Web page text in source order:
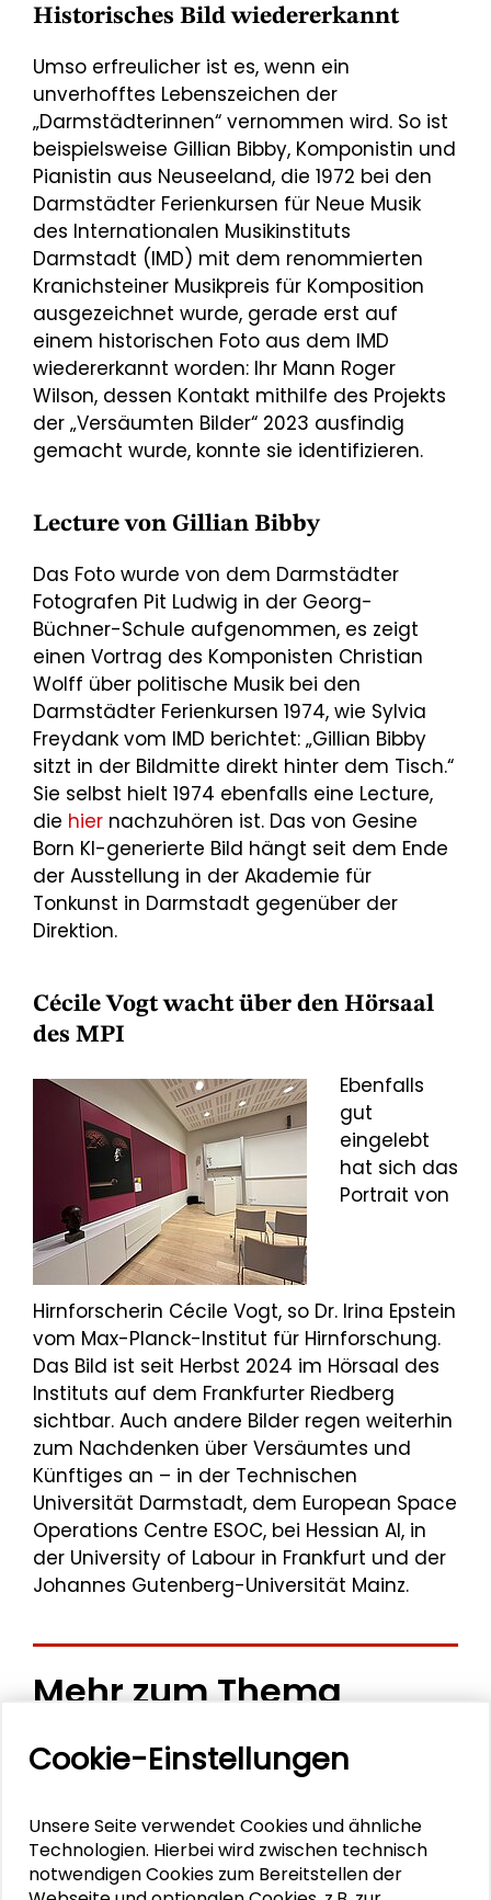
Historisches Bild wiedererkannt
Umso erfreulicher ist es, wenn ein
unverhofftes Lebenszeichen der
„Darmstädterinnen“ vernommen wird. So ist
beispielsweise Gillian Bibby, Komponistin und
Pianistin aus Neuseeland, die 1972 bei den
Darmstädter Ferienkursen für Neue Musik
des Internationalen Musikinstituts
Darmstadt (IMD) mit dem renommierten
Kranichsteiner Musikpreis für Komposition
ausgezeichnet wurde, gerade erst auf
einem historischen Foto aus dem IMD
wiedererkannt worden: Ihr Mann Roger
Wilson, dessen Kontakt mithilfe des Projekts
der „Versäumten Bilder“ 2023 ausfindig
gemacht wurde, konnte sie identifizieren.
Lecture von Gillian Bibby
Das Foto wurde von dem Darmstädter
Fotografen Pit Ludwig in der Georg-
Büchner-Schule aufgenommen, es zeigt
einen Vortrag des Komponisten Christian
Wolff über politische Musik bei den
Darmstädter Ferienkursen 1974, wie Sylvia
Freydank vom IMD berichtet: „Gillian Bibby
sitzt in der Bildmitte direkt hinter dem Tisch.“
Sie selbst hielt 1974 ebenfalls eine Lecture,
die hier nachzuhören ist. Das von Gesine
Born KI-generierte Bild hängt seit dem Ende
der Ausstellung in der Akademie für
Tonkunst in Darmstadt gegenüber der
Direktion.
Cécile Vogt wacht über den Hörsaal
des MPI
Ebenfalls
gut
eingelebt
hat sich das
Portrait von
Hirnforscherin Cécile Vogt, so Dr. Irina Epstein
vom Max-Planck-Institut für Hirnforschung.
Das Bild ist seit Herbst 2024 im Hörsaal des
Instituts auf dem Frankfurter Riedberg
sichtbar. Auch andere Bilder regen weiterhin
zum Nachdenken über Versäumtes und
Künftiges an – in der Technischen
Universität Darmstadt, dem European Space
Operations Centre ESOC, bei Hessian AI, in
der University of Labour in Frankfurt und der
Johannes Gutenberg-Universität Mainz.
Mehr zum Thema
Ausstellung: Eine stille Erfahrung – Zoya Sadri in
Retrospektive
Ausstellung: Jazz Inspirations – Digitale
Zeichnungen von Nicole Schneider
Cookie-Einstellungen
Unsere Seite verwendet Cookies und ähnliche
Technologien. Hierbei wird zwischen technisch
notwendigen Cookies zum Bereitstellen der